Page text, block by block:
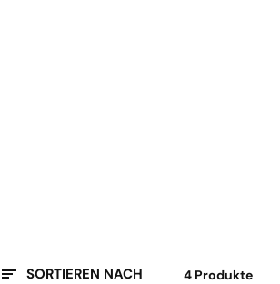
SORTIEREN NACH 4 Produkte